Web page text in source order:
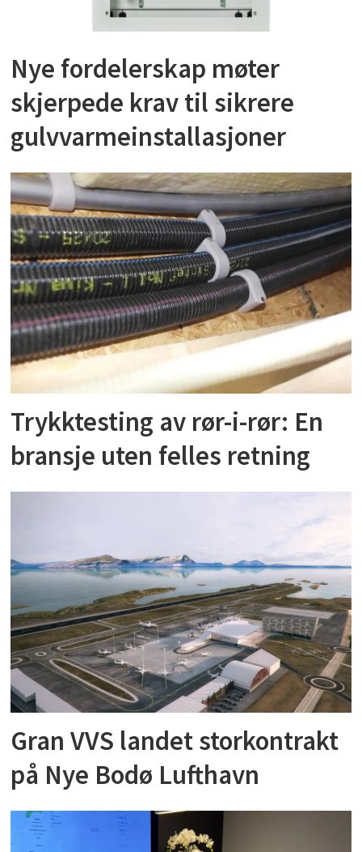
Nye fordelerskap møter
skjerpede krav til sikrere
gulvvarmeinstallasjoner
Trykktesting av rør-i-rør: En
bransje uten felles retning
Gran VVS landet storkontrakt
på Nye Bodø Lufthavn